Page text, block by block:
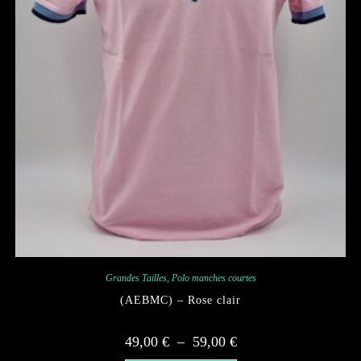
Grandes Tailles, Polo manches courtes
(AEBMC) – Rose clair
49,00 € – 59,00 €Plage
de